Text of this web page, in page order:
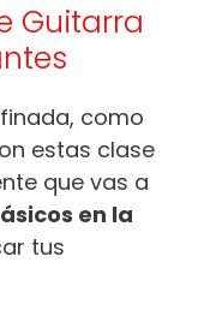
Guitarra
como
estas clase
que vas a
en la
tus